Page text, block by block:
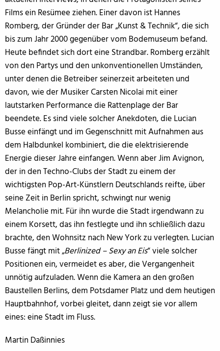
Films ein Resümee ziehen. Einer davon ist Hannes
Romberg, der Gründer der Bar „Kunst & Technik“, die sich
bis zum Jahr 2000 gegenüber vom Bodemuseum befand.
Heute befindet sich dort eine Strandbar. Romberg erzählt
von den Partys und den unkonventionellen Umständen,
unter denen die Betreiber seinerzeit arbeiteten und
davon, wie der Musiker Carsten Nicolai mit einer
lautstarken Performance die Rattenplage der Bar
beendete. Es sind viele solcher Anekdoten, die Lucian
Busse einfängt und im Gegenschnitt mit Aufnahmen aus
dem Halbdunkel kombiniert, die die elektrisierende
Energie dieser Jahre einfangen. Wenn aber Jim Avignon,
der in den Techno-Clubs der Stadt zu einem der
wichtigsten Pop-Art-Künstlern Deutschlands reifte, über
seine Zeit in Berlin spricht, schwingt nur wenig
Melancholie mit. Für ihn wurde die Stadt irgendwann zu
einem Korsett, das ihn festlegte und ihn schließlich dazu
brachte, den Wohnsitz nach New York zu verlegten. Lucian
Busse fängt mit „Berlinized – Sexy an Eis“ viele solcher
Positionen ein, vermeidet es aber, die Vergangenheit
unnötig aufzuladen. Wenn die Kamera an den großen
Baustellen Berlins, dem Potsdamer Platz und dem heutigen
Hauptbahnhof, vorbei gleitet, dann zeigt sie vor allem
eines: eine Stadt im Fluss.
Martin Daßinnies